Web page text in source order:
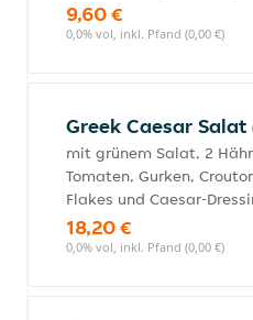
9,60 €
0,0% vol, inkl. Pfand (0,00 €)
Greek Caesar Salat
mit grünem Salat, 2
Tomaten, Gurken,
Flakes und Caesar-
18,20 €
0,0% vol, inkl. Pfand (0,00 €)